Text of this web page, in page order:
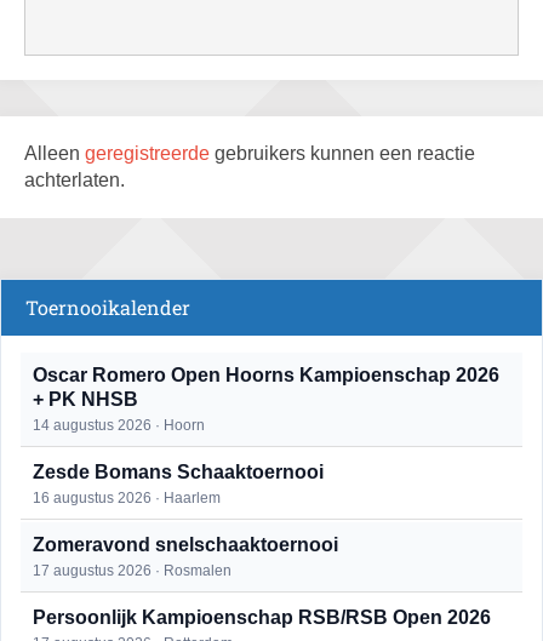
Alleen geregistreerde gebruikers kunnen een reactie
achterlaten.
Toernooikalender
Oscar Romero Open Hoorns Kampioenschap 2026
+ PK NHSB
14 augustus 2026 · Hoorn
Zesde Bomans Schaaktoernooi
16 augustus 2026 · Haarlem
Zomeravond snelschaaktoernooi
17 augustus 2026 · Rosmalen
Persoonlijk Kampioenschap RSB/RSB Open 2026